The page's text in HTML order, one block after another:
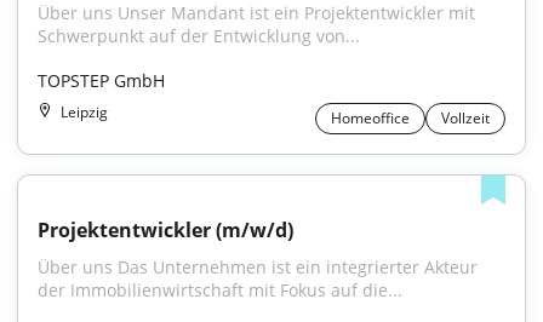
Über uns Unser Mandant ist ein Projektentwickler mit
Schwerpunkt auf der Entwicklung von...
TOPSTEP GmbH
Leipzig Homeoffice Vollzeit
Projektentwickler (m/w/d)
Über uns Das Unternehmen ist ein integrierter Akteur
der Immobilienwirtschaft mit Fokus auf die...